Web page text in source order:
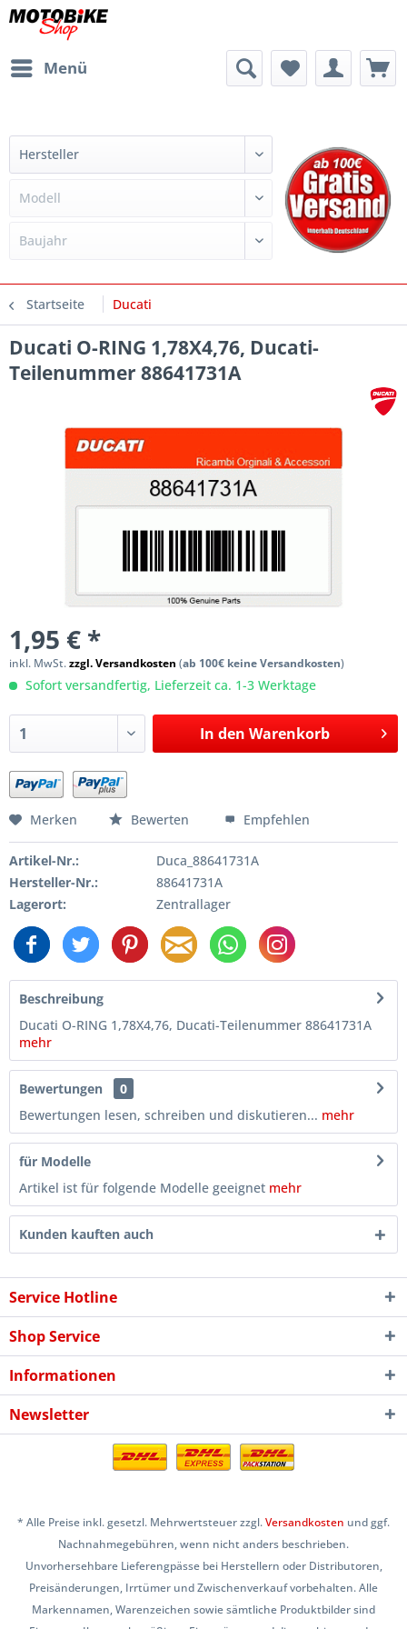
Menü
Startseite Ducati
Ducati O-RING 1,78X4,76, Ducati-
Teilenummer 88641731A
1,95 € *
inkl. MwSt.zzgl. Versandkosten (ab 100€ keine Versandkosten)
Sofort versandfertig, Lieferzeit ca. 1-3 Werktage
In den Warenkorb
Merken Bewerten Empfehlen
Artikel-Nr.:
Duca_88641731A
Hersteller-Nr.:
88641731A
Lagerort:
Zentrallager
Beschreibung
Ducati O-RING 1,78X4,76, Ducati-Teilenummer 88641731A
mehr
Bewertungen
0
Bewertungen lesen, schreiben und diskutieren... mehr
für Modelle
Artikel ist für folgende Modelle geeignet mehr
Kunden kauften auch
Service Hotline
Shop Service
Informationen
Newsletter
* Alle Preise inkl. gesetzl. Mehrwertsteuer zzgl.Versandkosten und ggf.
Nachnahmegebühren, wenn nicht anders beschrieben.
Unvorhersehbare Lieferengpässe bei Herstellern oder Distributoren,
Preisänderungen, Irrtümer und Zwischenverkauf vorbehalten. Alle
Markennamen, Warenzeichen sowie sämtliche Produktbilder sind